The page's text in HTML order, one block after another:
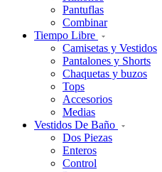
Pantuflas
Combinar
Tiempo Libre
Camisetas y Vestidos
Pantalones y Shorts
Chaquetas y buzos
Tops
Accesorios
Medias
Vestidos De Baño
Dos Piezas
Enteros
Control